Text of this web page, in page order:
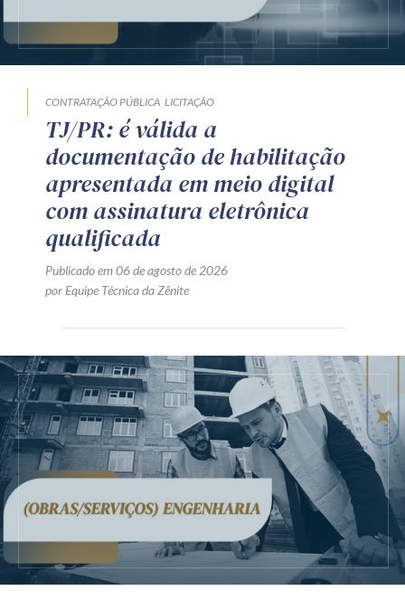
CONTRATAÇÃO PÚBLICA LICITAÇÃO
TJ/PR: é válida a
documentação de habilitação
apresentada em meio digital
com assinatura eletrônica
qualificada
Publicado em 06 de agosto de 2026
por Equipe Técnica da Zênite